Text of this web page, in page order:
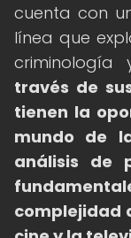
cuenta con
línea que
criminología
través de
tienen la
mundo de
análisis de
complejidad